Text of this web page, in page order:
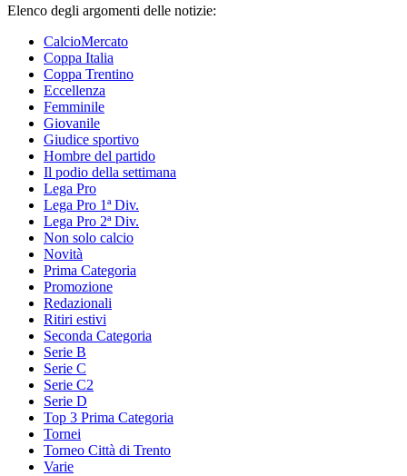
Elenco degli argomenti delle notizie:
CalcioMercato
Coppa Italia
Coppa Trentino
Eccellenza
Femminile
Giovanile
Giudice sportivo
Hombre del partido
Il podio della settimana
Lega Pro
Lega Pro 1ª Div.
Lega Pro 2ª Div.
Non solo calcio
Novità
Prima Categoria
Promozione
Redazionali
Ritiri estivi
Seconda Categoria
Serie B
Serie C
Serie C2
Serie D
Top 3 Prima Categoria
Tornei
Torneo Città di Trento
Varie